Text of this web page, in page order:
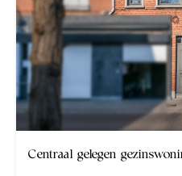
Centraal gelegen